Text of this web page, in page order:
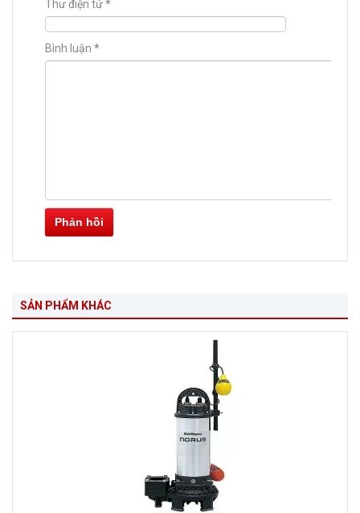
Thư điện tử*
Bình luận *
Phản hồi
SẢN PHẨM KHÁC